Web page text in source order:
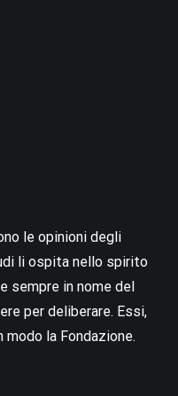
le opinioni degli
li ospita nello spirito
sempre in nome del
per deliberare. Essi,
modo la Fondazione.